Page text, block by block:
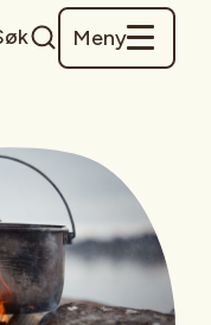
Meny